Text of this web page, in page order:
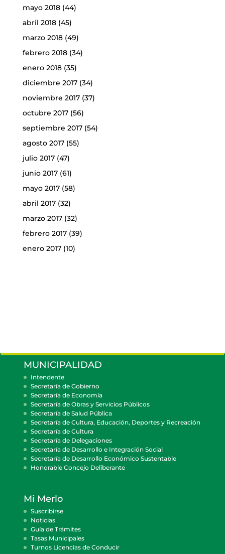
mayo 2018(44)
abril 2018(45)
marzo 2018(49)
febrero 2018(34)
enero 2018(35)
diciembre 2017(34)
noviembre 2017(37)
octubre 2017(56)
septiembre 2017(54)
agosto 2017(55)
julio 2017(47)
junio 2017(61)
mayo 2017(58)
abril 2017(32)
marzo 2017(32)
febrero 2017(39)
enero 2017(10)
MUNICIPALIDAD
Intendente
Secretaría de Gobierno
Secretaría de Economía
Secretaría de Obras y Servicios Públicos
Secretaría de Salud Pública
Secretaría de Cultura, Educación, Deportes y Recreación
Secretaría de Cultura
Secretaría de Delegaciones
Secretaría de Desarrollo e Integración Social
Secretaría de Desarrollo Económico Sustentable
Honorable Concejo Deliberante
Mi Merlo
Suscribirse
Noticias
Guía de Trámites
Tasas Municipales
Turnos Licencias de Conducir